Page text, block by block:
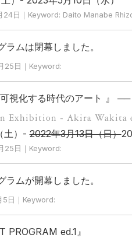
24日｜Keyword: Daito Manabe
ラムは閉幕しました。
25日｜Keyword:
可視化する時代のアート 』
Exhibition - Akira Wakita
土）-2022年3月13日（日）
25日｜Keyword:
ラムが開幕しました。
5日｜Keyword:
PROGRAM ed.1』